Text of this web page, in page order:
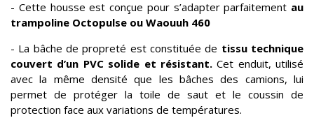
- Cette housse est conçue pour s’adapter parfaitement au
trampoline Octopulse ou Waouuh 460
- La bâche de propreté est constituée de tissu technique
couvert d’un PVC solide et résistant.Cet enduit, utilisé
avec la même densité que les bâches des camions, lui
permet de protéger la toile de saut et le coussin de
protection face aux variations de températures.